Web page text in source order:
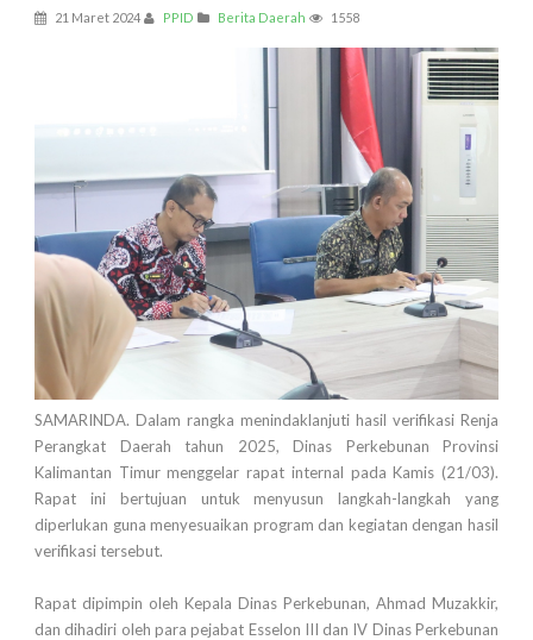
21 Maret 2024 PPID Berita Daerah 1558
SAMARINDA. Dalam rangka menindaklanjuti hasil verifikasi Renja
Perangkat Daerah tahun 2025, Dinas Perkebunan Provinsi
Kalimantan Timur menggelar rapat internal pada Kamis (21/03).
Rapat ini bertujuan untuk menyusun langkah-langkah yang
diperlukan guna menyesuaikan program dan kegiatan dengan hasil
verifikasi tersebut.
Rapat dipimpin oleh Kepala Dinas Perkebunan, Ahmad Muzakkir,
dan dihadiri oleh para pejabat Esselon III dan IV Dinas Perkebunan